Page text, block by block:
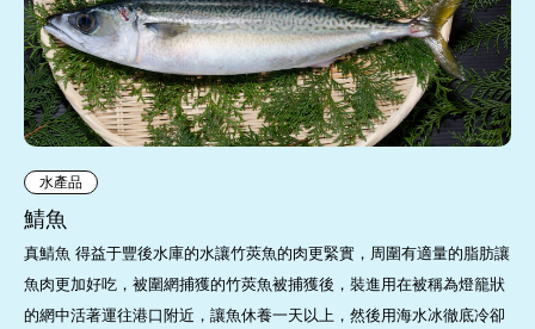
水產品
鯖魚
真鯖魚 得益于豐後水庫的水讓竹莢魚的肉更緊實，周圍有適量的脂肪讓
魚肉更加好吃，被圍網捕獲的竹莢魚被捕獲後，裝進用在被稱為燈籠狀
的網中活著運往港口附近，讓魚休養一天以上，然後用海水冰徹底冷卻